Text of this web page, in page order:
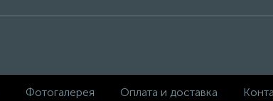
Фотогалерея Оплата и доставка